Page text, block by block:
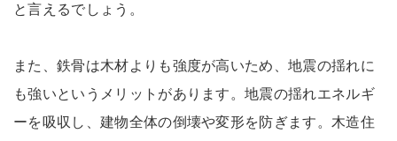
と言えるでしょう。
また、鉄骨は木材よりも強度が高いため、地震の揺れに
も強いというメリットがあります。地震の揺れエネルギ
ーを吸収し、建物全体の倒壊や変形を防ぎます。木造住